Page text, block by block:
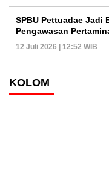
SPBU Pettuadae Jadi
Pengawasan
12 Juli 2026 | 12:52 WIB
KOLOM